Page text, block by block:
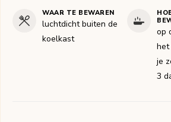
WAAR TE BEWAREN
luchtdicht buiten de
koelkast
op
het
je
3